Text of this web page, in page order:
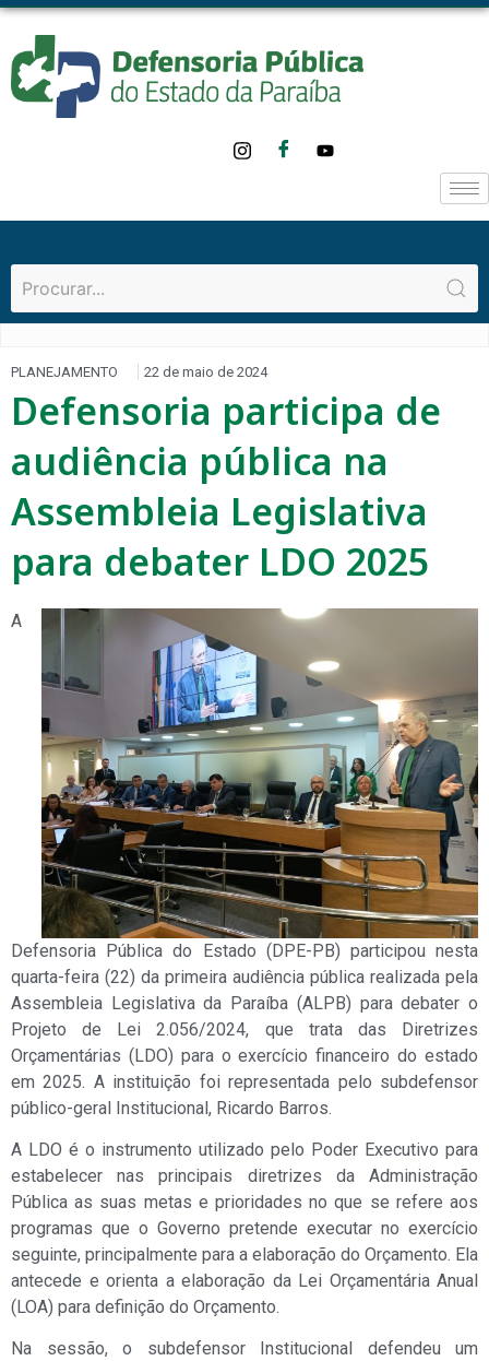
PLANEJAMENTO 22 de maio de 2024
Defensoria participa de
audiência pública na
Assembleia Legislativa
para debater LDO 2025
A
Defensoria Pública do Estado (DPE-PB) participou nesta
quarta-feira (22) da primeira audiência pública realizada pela
Assembleia Legislativa da Paraíba (ALPB) para debater o
Projeto de Lei 2.056/2024, que trata das Diretrizes
Orçamentárias (LDO) para o exercício financeiro do estado
em 2025. A instituição foi representada pelo subdefensor
público-geral Institucional, Ricardo Barros.
A LDO é o instrumento utilizado pelo Poder Executivo para
estabelecer nas principais diretrizes da Administração
Pública as suas metas e prioridades no que se refere aos
programas que o Governo pretende executar no exercício
seguinte, principalmente para a elaboração do Orçamento. Ela
antecede e orienta a elaboração da Lei Orçamentária Anual
(LOA) para definição do Orçamento.
Na sessão, o subdefensor Institucional defendeu um